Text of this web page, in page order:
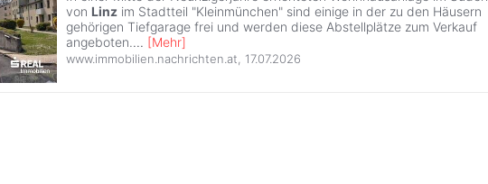
von Linz im Stadtteil "Kleinmünchen" sind einige in der zu den Häusern
gehörigen Tiefgarage frei und werden diese Abstellplätze zum Verkauf
angeboten.... [Mehr]
www.immobilien.nachrichten.at 17.07.2026